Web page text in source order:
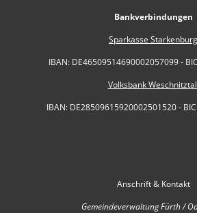
Bankverbindungen
Sparkasse Starkenburg
IBAN: DE46509514690002057099 -
Volksbank
IBAN: DE28509615920002501520 -
Anschrift & Kontakt
Gemeindeverwaltung Fürth /